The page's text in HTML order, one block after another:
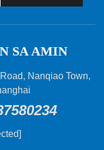
SA AMIN
Nanqiao Town,